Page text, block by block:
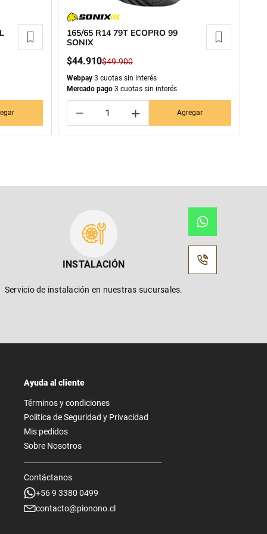
165/65 R14 79T ECOPRO 99
SONIX
$44.910$49.900
Webpay3 cuotas sin interés
Mercado pago3 cuotas sin interés
＋
－ Agregar
INSTALACIÓN
Servicio de instalación en nuestras sucursales.
Ayuda al cliente
Términos y condiciones
Politica de Seguridad y Privacidad
Mis pedidos
Sobre Nosotros
Contáctanos
+56 9 3380 0499
contacto@pionono.cl